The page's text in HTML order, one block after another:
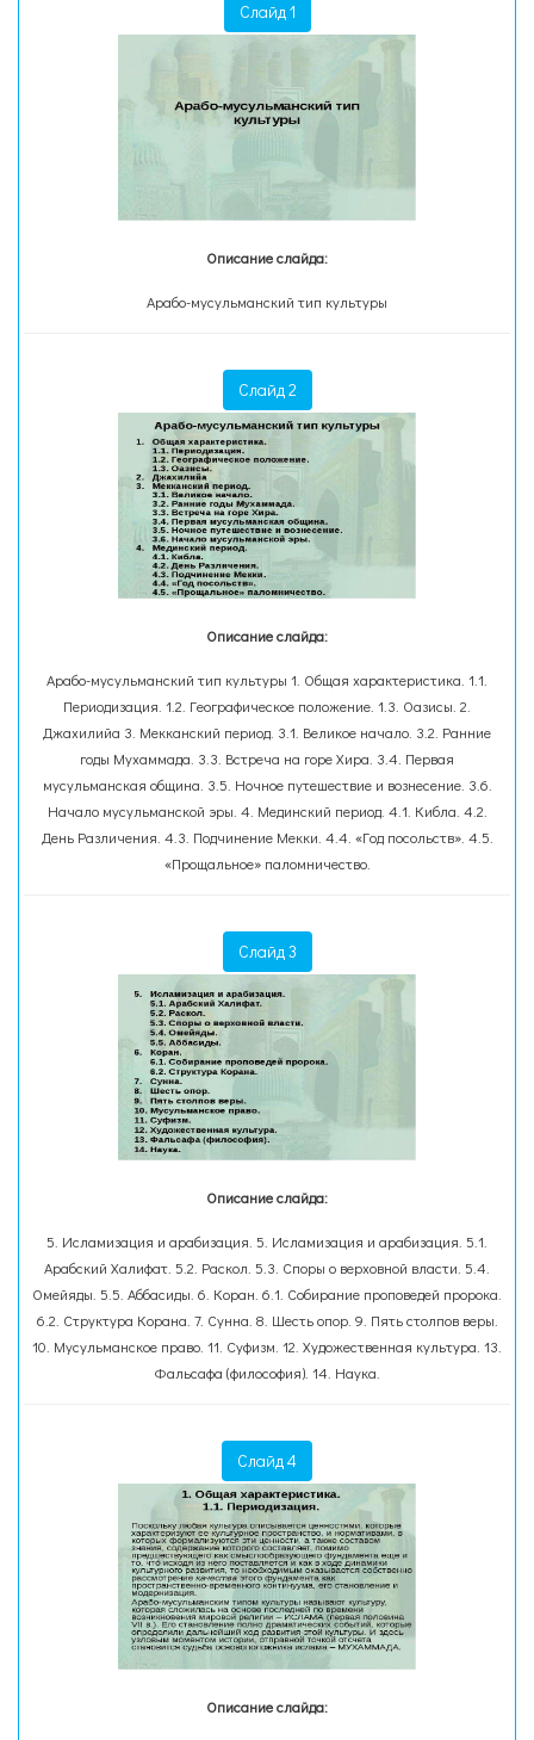
Слайд 1
Описание слайда:
Арабо-мусульманский тип культуры
Слайд 2
Описание слайда:
Арабо-мусульманский тип культуры 1. Общая характеристика. 1.1.
Периодизация. 1.2. Географическое положение. 1.3. Оазисы. 2.
Джахилийа 3. Мекканский период. 3.1. Великое начало. 3.2. Ранние
годы Мухаммада. 3.3. Встреча на горе Хира. 3.4. Первая
мусульманская община. 3.5. Ночное путешествие и вознесение. 3.6.
Начало мусульманской эры. 4. Мединский период. 4.1. Кибла. 4.2.
День Различения. 4.3. Подчинение Мекки. 4.4. «Год посольств». 4.5.
«Прощальное» паломничество.
Слайд 3
Описание слайда:
5. Исламизация и арабизация. 5. Исламизация и арабизация. 5.1.
Арабский Халифат. 5.2. Раскол. 5.3. Споры о верховной власти. 5.4.
Омейяды. 5.5. Аббасиды. 6. Коран. 6.1. Собирание проповедей пророка.
6.2. Структура Корана. 7. Сунна. 8. Шесть опор. 9. Пять столпов веры.
10. Мусульманское право. 11. Суфизм. 12. Художественная культура. 13.
Фальсафа (философия). 14. Наука.
Слайд 4
Описание слайда: